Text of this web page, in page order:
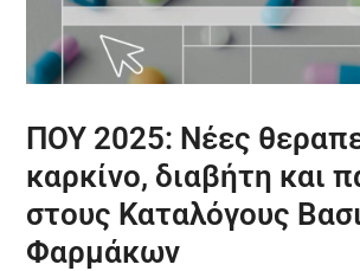
ΠΟΥ 2025: Νέες
καρκίνο, διαβήτη και
στους Καταλόγους
Φαρμάκων